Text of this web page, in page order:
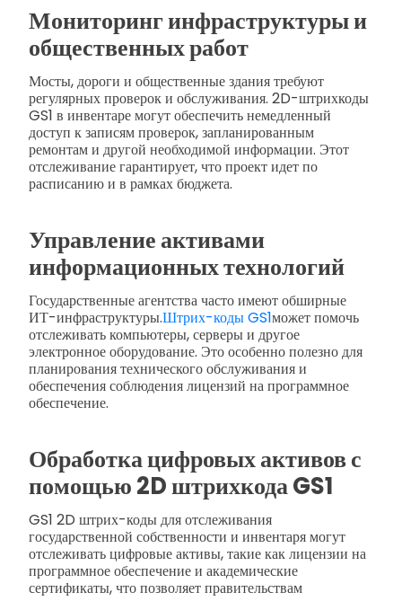
Мониторинг инфраструктуры и
общественных работ
Мосты, дороги и общественные здания требуют
регулярных проверок и обслуживания. 2D-штрихкоды
GS1 в инвентаре могут обеспечить немедленный
доступ к записям проверок, запланированным
ремонтам и другой необходимой информации. Этот
отслеживание гарантирует, что проект идет по
расписанию и в рамках бюджета.
Управление активами
информационных технологий
Государственные агентства часто имеют обширные
ИТ-инфраструктуры.Штрих-коды GS1может помочь
отслеживать компьютеры, серверы и другое
электронное оборудование. Это особенно полезно для
планирования технического обслуживания и
обеспечения соблюдения лицензий на программное
обеспечение.
Обработка цифровых активов с
помощью 2D штрихкода GS1
GS1 2D штрих-коды для отслеживания
государственной собственности и инвентаря могут
отслеживать цифровые активы, такие как лицензии на
программное обеспечение и академические
сертификаты, что позволяет правительствам